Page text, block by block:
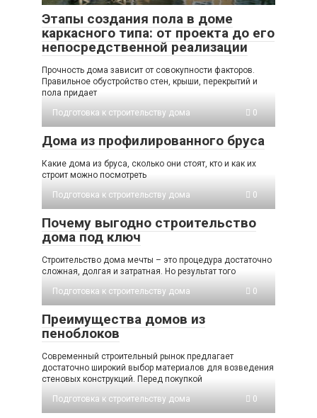
Этапы создания пола в доме
каркасного типа: от проекта до его
непосредственной реализации
Прочность дома зависит от совокупности факторов.
Правильное обустройство стен, крыши, перекрытий и
пола придает
Подготовка к строительству дома
0
Дома из профилированного бруса
Какие дома из бруса, сколько они стоят, кто и как их
строит можно посмотреть
Подготовка к строительству дома
0
Почему выгодно строительство
дома под ключ
Строительство дома мечты – это процедура достаточно
сложная, долгая и затратная. Но результат того
Подготовка к строительству дома
0
Преимущества домов из
пеноблоков
Современный строительный рынок предлагает
достаточно широкий выбор материалов для возведения
стеновых конструкций. Перед покупкой
Подготовка к строительству дома
0